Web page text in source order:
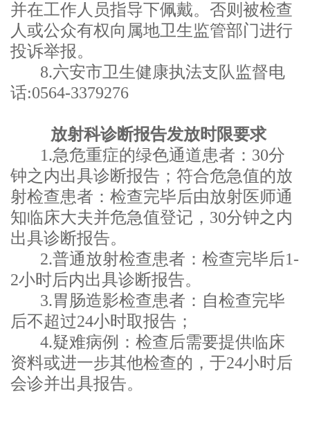
并在工作人员指导下佩戴。否则被检查
人或公众有权向属地卫生监管部门进行
投诉举报。
8.六安市卫生健康执法支队监督电
话:0564-3379276
放射科诊断报告发放时限要求
1.急危重症的绿色通道患者： 30分
钟之内出具诊断报告；符合危急值的放
射检查患者：检查完毕后由放射医师通
知临床大夫并危急值登记， 30分钟之内
出具诊断报告。
2.普通放射检查患者：检查完毕后1-
2小时后内出具诊断报告。
3.胃肠造影检查患者：自检查完毕
后不超过24小时取报告；
4.疑难病例：检查后需要提供临床
资料或进一步其他检查的，于24小时后
会诊并出具报告。